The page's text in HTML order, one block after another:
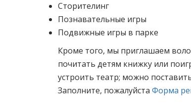
Сторителинг
Познавательные игры
Подвижные игры в парке
Кроме того, мы приглашаем
почитать детям книжку или
устроить театр; можно
Заполните, пожалуйста Форма